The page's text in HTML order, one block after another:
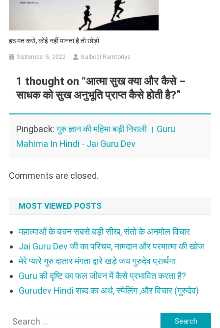
हठ मत करो, कोई नहीं मानता है तो छोड़ो
September 5, 2022 Balbodi Ramtoriya
1 thought on “आत्मा सुख क्या और कैसे –
साधक को सुख अनुभूति प्राप्त कैसे होती है?”
Pingback:गुरु ज्ञान की महिमा बड़ी निराली । Guru
Mahima In Hindi - Jai Guru Dev
Comments are closed.
MOST VIEWED POSTS
महात्माओं के बचन सबसे बड़ी सीख, संतो के अनमोल विचार
Jai Guru Dev जी का परिचय, नामदान और परमात्मा की खोज
मेरे प्यारे गुरु दातार मंगता द्वारे खड़े जय गुरुदेव प्रार्थना
Guru की दृष्टि का फल जीवन में कैसे प्रभावित करता है?
Gurudev Hindi शब्द का अर्थ, स्पेलिंग ,और विचार (गुरुदेव)
Search